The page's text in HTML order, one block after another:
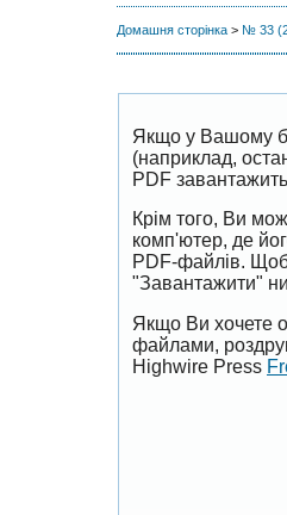
Домашня сторінка > № 33
Якщо у Вашому
(наприклад,
PDF
Крім того, Ви
комп'ютер, де
PDF-файлів.
"Завантажити"
Якщо Ви хочете
файлами,
Highwire Press